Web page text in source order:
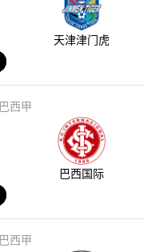
天津津门虎
巴西甲
巴西国际
巴西甲